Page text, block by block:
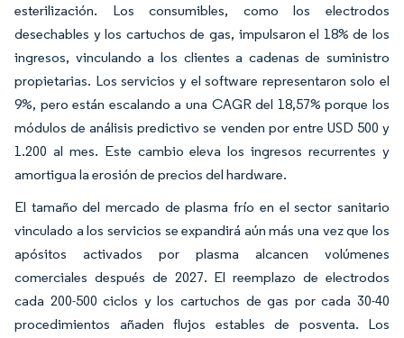
esterilización. Los consumibles, como los electrodos
desechables y los cartuchos de gas, impulsaron el 18% de los
ingresos, vinculando a los clientes a cadenas de suministro
propietarias. Los servicios y el software representaron solo el
9%, pero están escalando a una CAGR del 18,57% porque los
módulos de análisis predictivo se venden por entre USD 500 y
1.200 al mes. Este cambio eleva los ingresos recurrentes y
amortigua la erosión de precios del hardware.
El tamaño del mercado de plasma frío en el sector sanitario
vinculado a los servicios se expandirá aún más una vez que los
apósitos activados por plasma alcancen volúmenes
comerciales después de 2027. El reemplazo de electrodos
cada 200-500 ciclos y los cartuchos de gas por cada 30-40
procedimientos añaden flujos estables de posventa. Los